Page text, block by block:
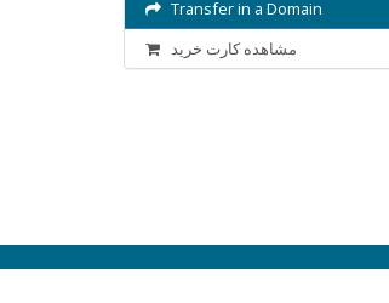
Transfer in a Domain
مشاهده کارت خرید